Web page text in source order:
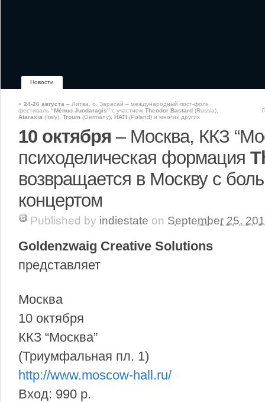
Новости
« 24-26 августа – Литва, о. Зарасай – международный пост-фолк
фестиваль “Mėnuo Juodaragis” с участием Theodor Bastard (Russia),
Ataraxia (Italy), Troum (Germany), HATI (Poland) и многих других
10 октября – Москва, ККЗ
психоделическая формация
возвращается в Москву с
концертом
Published by indiestate on September 25,
Goldenzwaig Creative Solutions
представляет
Москва
10 октября
ККЗ “Москва”
(Триумфальная пл. 1)
http://www.moscow-hall.ru/
Вход: 990 р.